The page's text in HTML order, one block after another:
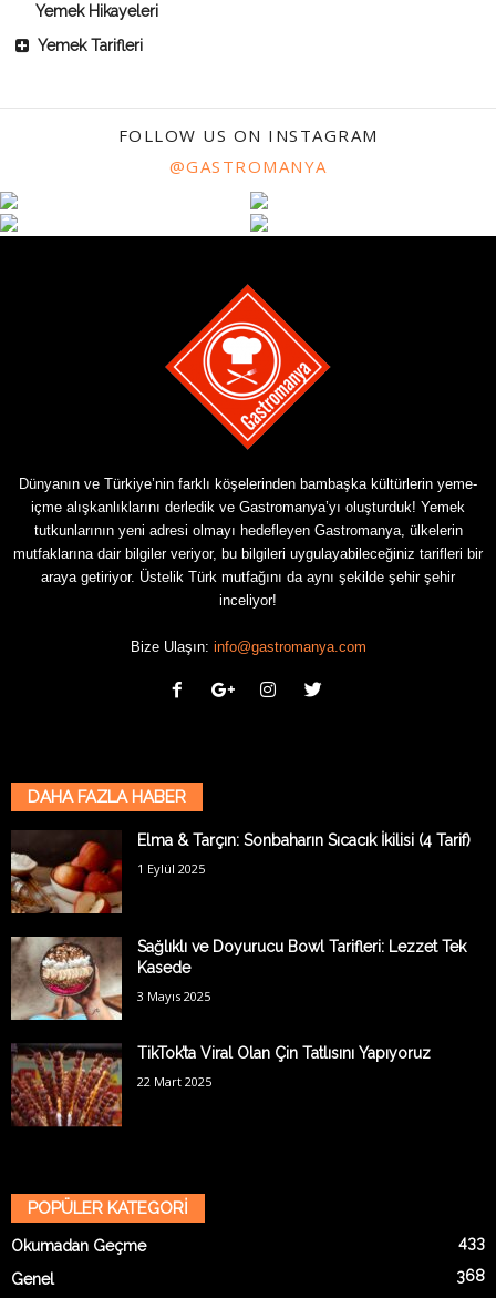
Yemek Hikayeleri
Yemek Tarifleri
FOLLOW US ON INSTAGRAM
@GASTROMANYA
Dünyanın ve Türkiye’nin farklı köşelerinden bambaşka kültürlerin yeme-
içme alışkanlıklarını derledik ve Gastromanya’yı oluşturduk! Yemek
tutkunlarının yeni adresi olmayı hedefleyen Gastromanya, ülkelerin
mutfaklarına dair bilgiler veriyor, bu bilgileri uygulayabileceğiniz tarifleri bir
araya getiriyor. Üstelik Türk mutfağını da aynı şekilde şehir şehir
inceliyor!
Bize Ulaşın: info@gastromanya.com
DAHA FAZLA HABER
Elma & Tarçın: Sonbaharın Sıcacık İkilisi (4 Tarif)
1 Eylül 2025
Sağlıklı ve Doyurucu Bowl Tarifleri: Lezzet Tek
Kasede
3 Mayıs 2025
TikTok’ta Viral Olan Çin Tatlısını Yapıyoruz
22 Mart 2025
POPÜLER KATEGORİ
Okumadan Geçme 433
Genel 368